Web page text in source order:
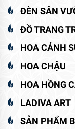
ĐÈN SÂN
ĐỒ TRANG
HOA CẢNH
HOA CHẬU
HOA HỒNG
LADIVA ART
SẢN PHẨM